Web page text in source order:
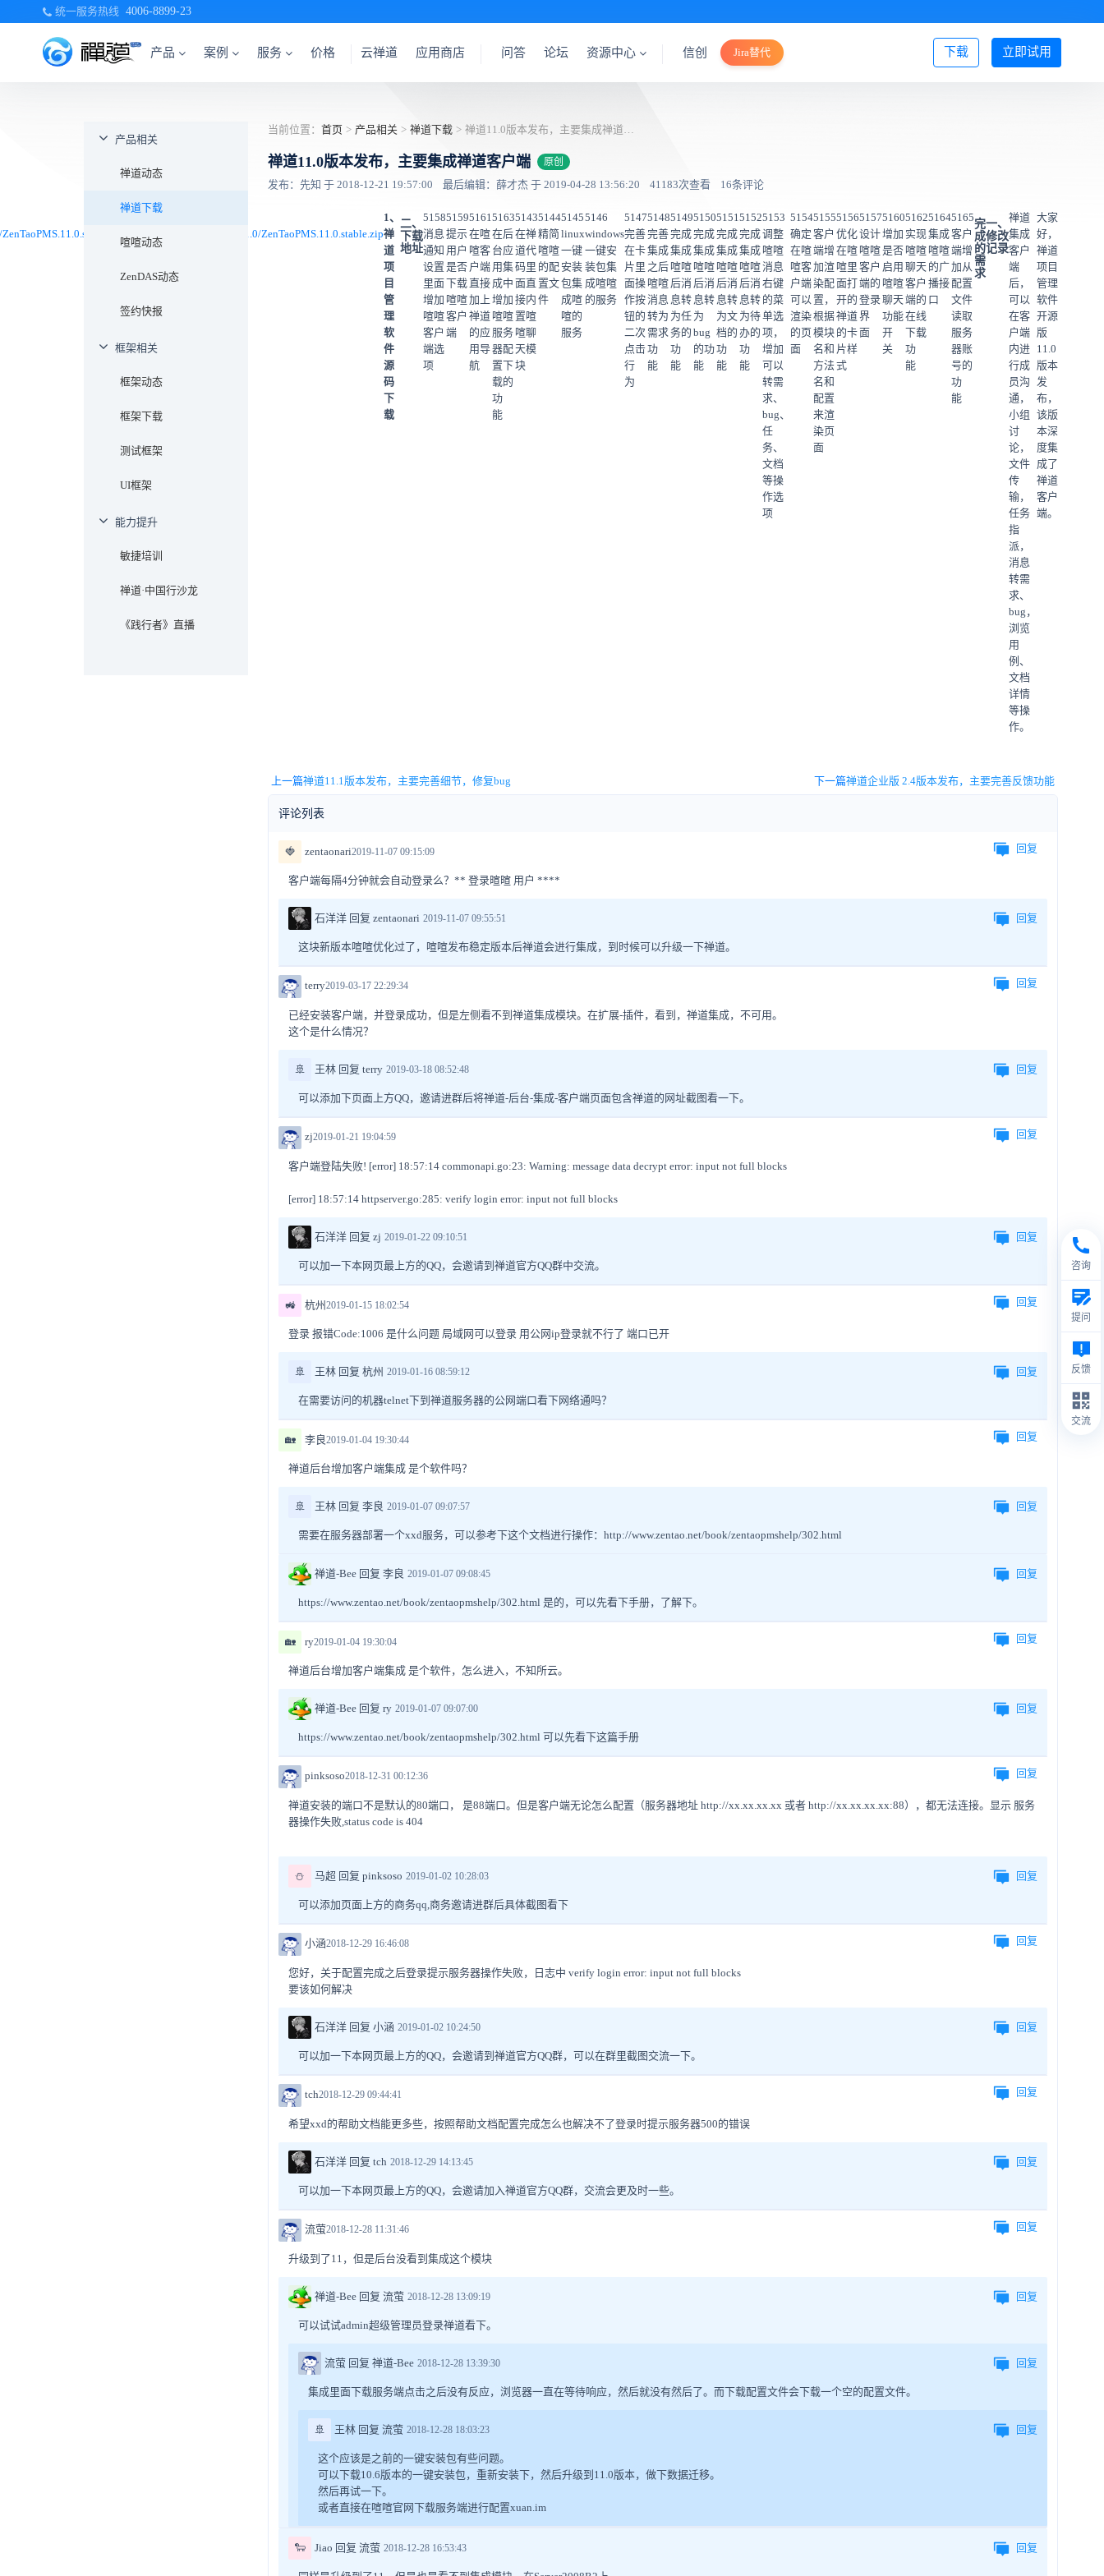
统一服务热线 4006-8899-23
产品 案例 服务 价格 立即试用
下载
云禅道 应用商店 问答 论坛 资源中心 信创 Jira替代 登录/注册
产品相关
禅道动态
禅道下载
喧喧动态
ZenDAS动态
签约快报
框架相关
框架动态
框架下载
测试框架
UI框架
能力提升
敏捷培训
禅道·中国行沙龙
《践行者》直播
当前位置： 首页 > 产品相关 > 禅道下载 > 禅道11.0版本发布，主要集成禅道客户端
禅道11.0版本发布，主要集成禅道客户端 原创
发布：先知 于 2018-12-21 19:57:00 最后编辑：薛才杰 于 2019-04-28 13:56:20 41183次查看 16条评论
大家
好，
禅道
项目
管理
软件
开源
版
11.0
版本
发
布，
该版
本深
度集
成了
禅道
客户
端。
禅道
集成
客户
端
后，
可以
在客
户端
内进
行成
员沟
通，
小组
讨
论，
文件
传
输，
任务
指
派，
消息
转需
求、
bug，
浏览
用
例、
文档
详情
等操
作。
一、
修改
记录
完
成
的
需
求
5165
客户
端增
加从
配置
文件
读取
服务
器账
号的
功
能
5164
集成
喧喧
的广
播接
口
5162
实现
喧喧
聊天
客户
端的
在线
下载
功
能
5160
增加
是否
启用
喧喧
聊天
功能
开
关
5157
设计
喧喧
客户
端的
登录
界
面
5156
优化
在喧
喧里
面打
开的
禅道
的卡
片样
式
5155
客户
端增
加渲
染配
置，
根据
模块
名和
方法
名和
配置
来渲
染页
面
5154
确定
在喧
喧客
户端
可以
渲染
的页
面
5153
调整
喧喧
消息
右键
的菜
单选
项，
增加
可以
转需
求、
bug、
任
务、
文档
等操
作选
项
5152
完成
集成
喧喧
后消
息转
为待
办的
功
能
5151
完成
集成
喧喧
后消
息转
为文
档的
功
能
5150
完成
集成
喧喧
后消
息转
为
bug
的功
能
5149
完成
集成
喧喧
后消
息转
为任
务的
功
能
5148
完善
集成
之后
喧喧
消息
转为
需求
功
能
5147
完善
在卡
片里
面操
作按
钮的
二次
点击
行
为
5146
windows
一键安
装包集
成喧喧
的服务
5145
linux
一键
安装
包集
成喧
喧的
服务
5144
精简
喧喧
的配
置文
件
5143
在禅
道代
码里
面直
接内
置喧
喧聊
天模
块
5163
在后
台应
用集
成中
增加
喧喧
服务
器配
置下
载的
功
能
5161
在喧
喧客
户端
直接
加上
禅道
的应
用导
航
5159
提示
用户
是否
下载
喧喧
客户
端
5158
消息
通知
设置
里面
增加
喧喧
客户
端选
项
二、
下载
地址
1、
禅
道
项
目
管
理
软
件
源
码
下
载
/sdl/projects/zentao/files/11.0/ZenTaoPMS.11.0.stable.zip
上一篇禅道11.1版本发布，主要完善细节，修复bug 下一篇禅道企业版 2.4版本发布，主要完善反馈功能
评论列表
🍓 zentaonari2019-11-07 09:15:09 回复
客户端每隔4分钟就会自动登录么？** 登录暄暄 用户 ****
石洋洋 回复 zentaonari 2019-11-07 09:55:51 回复
这块新版本喧喧优化过了，喧喧发布稳定版本后禅道会进行集成，到时候可以升级一下禅道。
terry2019-03-17 22:29:34 回复
已经安装客户端，并登录成功，但是左侧看不到禅道集成模块。在扩展-插件，看到，禅道集成，不可用。
这个是什么情况？
🚢 王林 回复 terry 2019-03-18 08:52:48 回复
可以添加下页面上方QQ，邀请进群后将禅道-后台-集成-客户端页面包含禅道的网址截图看一下。
zj2019-01-21 19:04:59 回复
客户端登陆失败! [error] 18:57:14 commonapi.go:23: Warning: message data decrypt error: input not full blocks
[error] 18:57:14 httpserver.go:285: verify login error: input not full blocks
石洋洋 回复 zj 2019-01-22 09:10:51 回复
可以加一下本网页最上方的QQ，会邀请到禅道官方QQ群中交流。
🚜 杭州 2019-01-15 18:02:54 回复
登录 报错Code:1006 是什么问题 局域网可以登录 用公网ip登录就不行了 端口已开
🚢 王林 回复 杭州 2019-01-16 08:59:12 回复
在需要访问的机器telnet下到禅道服务器的公网端口看下网络通吗？
🏡 李良2019-01-04 19:30:44 回复
禅道后台增加客户端集成 是个软件吗？
🚢 王林 回复 李良 2019-01-07 09:07:57 回复
需要在服务器部署一个xxd服务，可以参考下这个文档进行操作：http://www.zentao.net/book/zentaopmshelp/302.html
禅道-Bee 回复 李良 2019-01-07 09:08:45 回复
https://www.zentao.net/book/zentaopmshelp/302.html 是的，可以先看下手册，了解下。
🏡 ry2019-01-04 19:30:04 回复
禅道后台增加客户端集成 是个软件，怎么进入，不知所云。
禅道-Bee 回复 ry 2019-01-07 09:07:00 回复
https://www.zentao.net/book/zentaopmshelp/302.html 可以先看下这篇手册
pinksoso2018-12-31 00:12:36 回复
禅道安装的端口不是默认的80端口， 是88端口。但是客户端无论怎么配置（服务器地址 http://xx.xx.xx.xx 或者 http://xx.xx.xx.xx:88），都无法连接。显示 服务
器操作失败,status code is 404
⛄ 马超 回复 pinksoso 2019-01-02 10:28:03 回复
可以添加页面上方的商务qq,商务邀请进群后具体截图看下
小涵2018-12-29 16:46:08 回复
您好，关于配置完成之后登录提示服务器操作失败，日志中 verify login error: input not full blocks
要该如何解决
石洋洋 回复 小涵 2019-01-02 10:24:50 回复
可以加一下本网页最上方的QQ，会邀请到禅道官方QQ群，可以在群里截图交流一下。
tch2018-12-29 09:44:41 回复
希望xxd的帮助文档能更多些，按照帮助文档配置完成怎么也解决不了登录时提示服务器500的错误
石洋洋 回复 tch 2018-12-29 14:13:45 回复
可以加一下本网页最上方的QQ，会邀请加入禅道官方QQ群，交流会更及时一些。
流萤2018-12-28 11:31:46 回复
升级到了11，但是后台没看到集成这个模块
禅道-Bee 回复 流萤 2018-12-28 13:09:19 回复
可以试试admin超级管理员登录禅道看下。
流萤 回复 禅道-Bee 2018-12-28 13:39:30 回复
集成里面下载服务端点击之后没有反应，浏览器一直在等待响应，然后就没有然后了。而下载配置文件会下载一个空的配置文件。
🚢 王林 回复 流萤 2018-12-28 18:03:23 回复
这个应该是之前的一键安装包有些问题。
可以下载10.6版本的一键安装包，重新安装下，然后升级到11.0版本，做下数据迁移。
然后再试一下。
或者直接在喧喧官网下载服务端进行配置xuan.im
🐑 Jiao 回复 流萤 2018-12-28 16:53:43 回复
咨询
提问
反馈
交流